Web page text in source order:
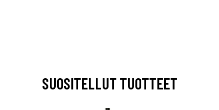
SUOSITELLUT TUOTTEET